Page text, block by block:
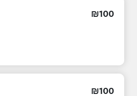
₪100
₪100